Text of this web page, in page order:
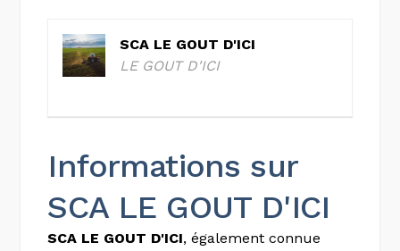
SCA LE GOUT D'ICI
LE GOUT D'ICI
Informations sur
SCA LE GOUT D'ICI
SCA LE GOUT D'ICI, également connue